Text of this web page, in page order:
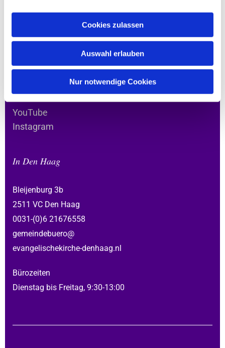
Cookies zulassen
Auswahl erlauben
Nur notwendige Cookies
In den sozialen Medien
YouTube
Instagram
In Den Haag
Bleijenburg 3b
2511 VC Den Haag
0031-(0)6 21676558
gemeindebuero@
evangelischekirche-denhaag.nl
Bürozeiten
Dienstag bis Freitag, 9:30-13:00